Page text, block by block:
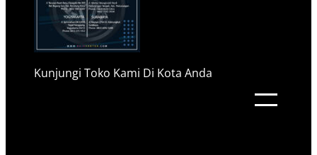
Kunjungi Toko Kami Di Kota Anda